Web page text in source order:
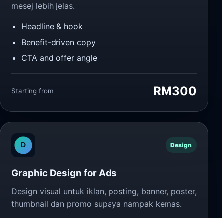
mesej lebih jelas.
Headline & hook
Benefit-driven copy
CTA and offer angle
Starting from RM300
Design
Graphic Design for Ads
Design visual untuk iklan, posting, banner, poster,
thumbnail dan promo supaya nampak kemas.